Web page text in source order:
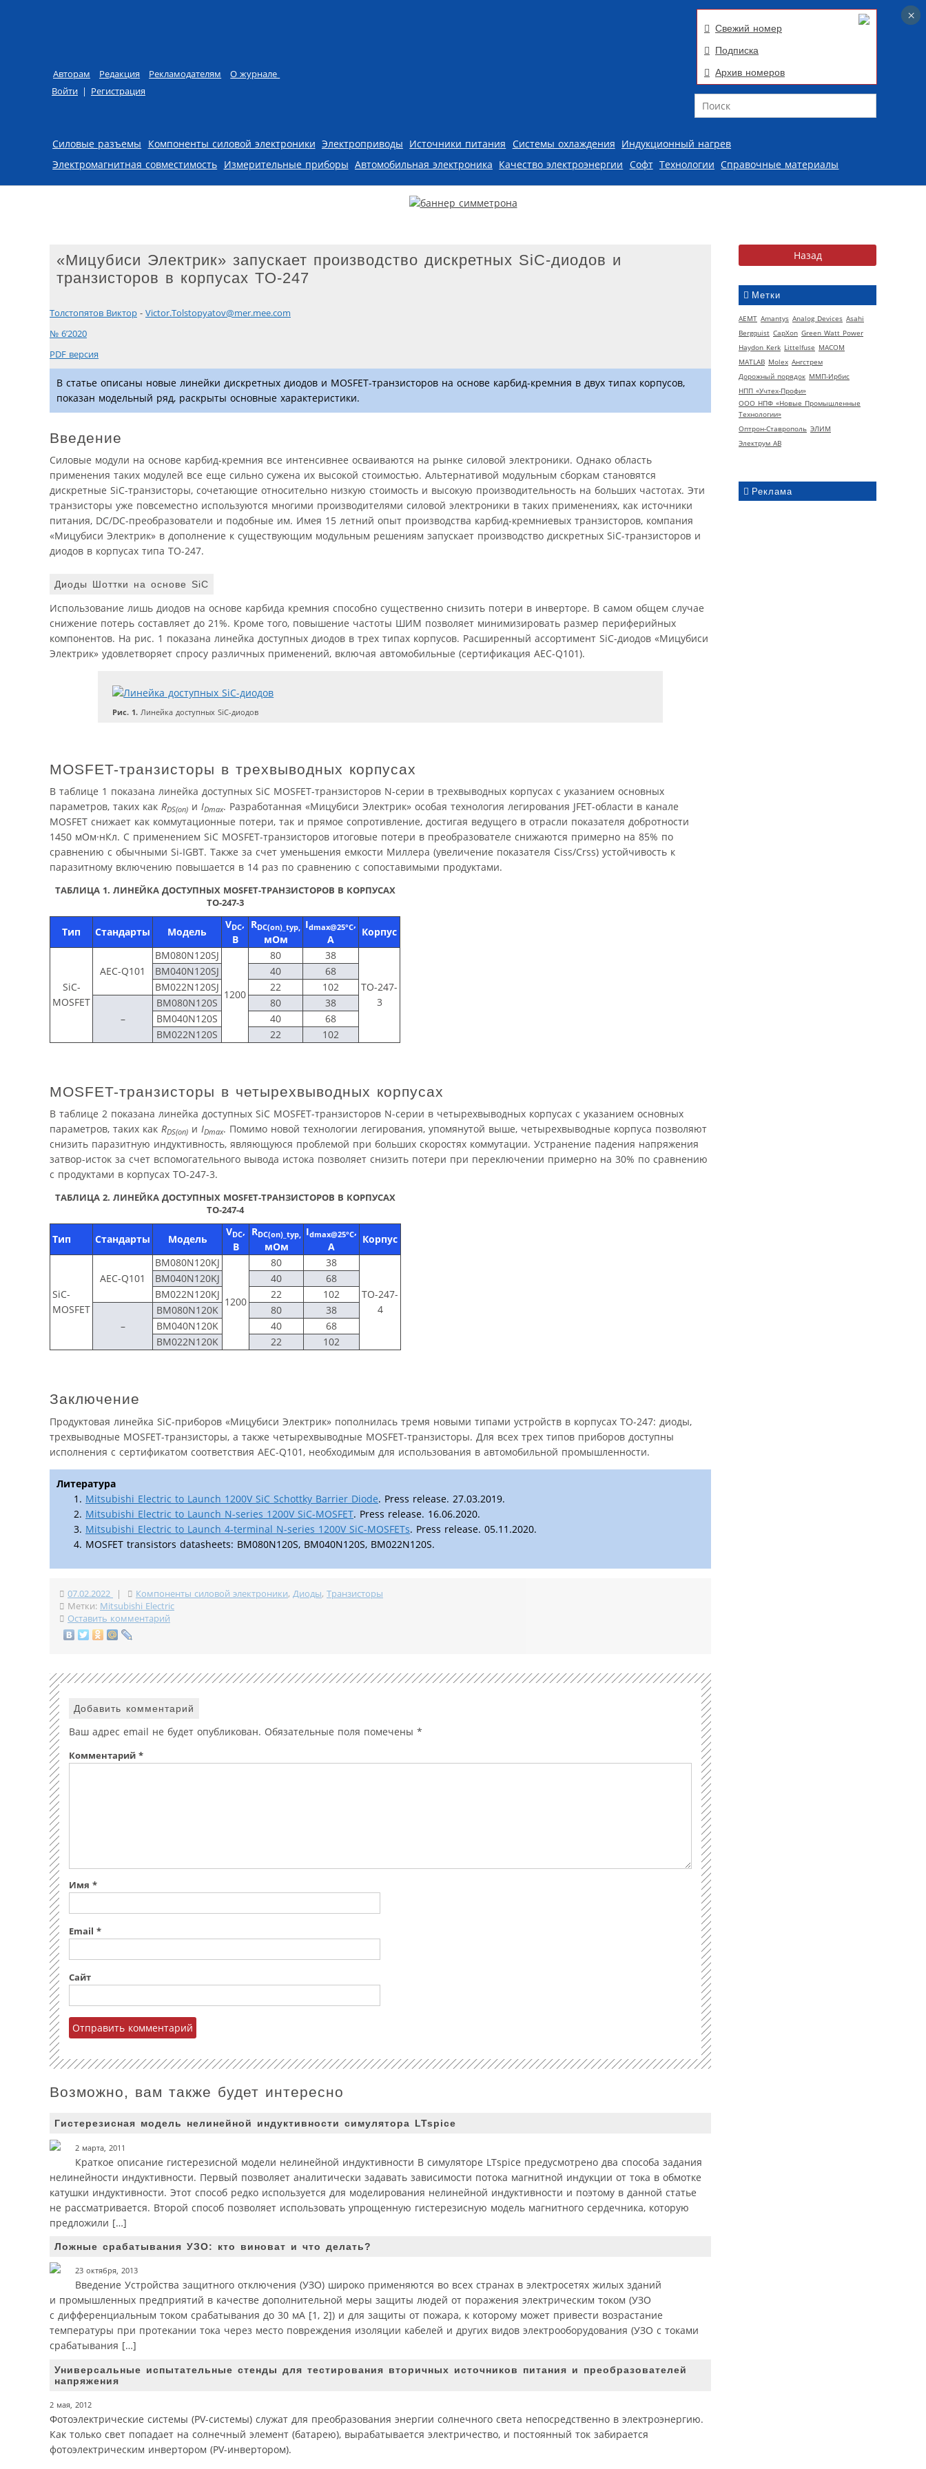
Авторам Редакция Рекламодателям
О журнале
Войти | Регистрация
Свежий номер
Подписка
Архив номеров
Поиск
Skip to content
Силовые разъемы Компоненты силовой электроники Электроприводы Источники питания Системы охлаждения Индукционный нагрев
Электромагнитная совместимость Измерительные приборы Автомобильная электроника Качество электроэнергии Софт Технологии Справочные материалы
Метки
AEMT Amantys Analog Devices Asahi
Bergquist CapXon Green Watt Power
Haydon Kerk Littelfuse MACOM
MATLAB Molex Ангстрем
Дорожный порядок ММП-Ирбис
НПП «Учтех-Профи»
ООО НПФ «Новые Промышленные
Технологии»
Оптрон-Ставрополь ЭЛИМ
Электрум АВ
Реклама
«Мицубиси Электрик» запускает производство дискретных SiC-диодов и
транзисторов в корпусах TO-247
Толстопятов Виктор - Victor.Tolstopyatov@mer.mee.com
№ 6’2020
PDF версия
В статье описаны новые линейки дискретных диодов и MOSFET-транзисторов на основе карбид-кремния в двух типах корпусов,
показан модельный ряд, раскрыты основные характеристики.
Введение
Силовые модули на основе карбид-кремния все интенсивнее осваиваются на рынке силовой электроники. Однако область
применения таких модулей все еще сильно сужена их высокой стоимостью. Альтернативой модульным сборкам становятся
дискретные SiC-транзисторы, сочетающие относительно низкую стоимость и высокую производительность на больших частотах. Эти
транзисторы уже повсеместно используются многими производителями силовой электроники в таких применениях, как источники
питания, DC/DC-преобразователи и подобные им. Имея 15 летний опыт производства карбид-кремниевых транзисторов, компания
«Мицубиси Электрик» в дополнение к существующим модульным решениям запускает производство дискретных SiC-транзисторов и
диодов в корпусах типа TO-247.
Диоды Шоттки на основе SiC
Использование лишь диодов на основе карбида кремния способно существенно снизить потери в инверторе. В самом общем случае
снижение потерь составляет до 21%. Кроме того, повышение частоты ШИМ позволяет минимизировать размер периферийных
компонентов. На рис. 1 показана линейка доступных диодов в трех типах корпусов. Расширенный ассортимент SiC-диодов «Мицубиси
Электрик» удовлетворяет спросу различных применений, включая автомобильные (сертификация AEC-Q101).
Рис. 1. Линейка доступных SiC-диодов
MOSFET-транзисторы в трехвыводных корпусах
В таблице 1 показана линейка доступных SiC MOSFET-транзисторов N-серии в трехвыводных корпусах с указанием основных
параметров, таких как RDS(on) и IDmax. Разработанная «Мицубиси Электрик» особая технология легирования JFET-области в канале
MOSFET снижает как коммутационные потери, так и прямое сопротивление, достигая ведущего в отрасли показателя добротности
1450 мОм·нКл. С применением SiC MOSFET-транзисторов итоговые потери в преобразователе снижаются примерно на 85% по
сравнению с обычными Si-IGBT. Также за счет уменьшения емкости Миллера (увеличение показателя Ciss/Crss) устойчивость к
паразитному включению повышается в 14 раз по сравнению с сопоставимыми продуктами.
ТАБЛИЦА 1. ЛИНЕЙКА ДОСТУПНЫХ MOSFET-ТРАНЗИСТОРОВ В КОРПУСАХ
TO-247-3
Тип Стандарты Модель
VDC,
В
RDC(on)_typ,
мОм
Idmax@25°C,
А
Корпус
SiC-
MOSFET
AEC-Q101
BM080N120SJ
1200
80 38
ТО-247-
3
BM040N120SJ 40
68
BM022N120SJ
22 102
–
BM080N120S 80
38
BM040N120S
40
68
BM022N120S
22 102
MOSFET-транзисторы в четырехвыводных корпусах
В таблице 2 показана линейка доступных SiC MOSFET-транзисторов N-серии в четырехвыводных корпусах с указанием основных
параметров, таких как RDS(on) и IDmax. Помимо новой технологии легирования, упомянутой выше, четырехвыводные корпуса позволяют
снизить паразитную индуктивность, являющуюся проблемой при больших скоростях коммутации. Устранение падения напряжения
затвор-исток за счет вспомогательного вывода истока позволяет снизить потери при переключении примерно на 30% по сравнению
с продуктами в корпусах TO-247-3.
ТАБЛИЦА 2. ЛИНЕЙКА ДОСТУПНЫХ MOSFET-ТРАНЗИСТОРОВ В КОРПУСАХ
TO-247-4
Тип Стандарты Модель
VDC,
В
RDC(on)_typ,
мОм
Idmax@25°C,
А
Корпус
SiC-
MOSFET
AEC-Q101
BM080N120KJ
1200
80 38
ТО-247-
4
BM040N120KJ 40
68
BM022N120KJ
22 102
–
BM080N120K 80
38
BM040N120K
40
68
BM022N120K
22 102
Заключение
Продуктовая линейка SiC-приборов «Мицубиси Электрик» пополнилась тремя новыми типами устройств в корпусах TO-247: диоды,
трехвыводные MOSFET-транзисторы, а также четырехвыводные MOSFET-транзисторы. Для всех трех типов приборов доступны
исполнения с сертификатом соответствия AEC-Q101, необходимым для использования в автомобильной промышленности.
Литература
Mitsubishi Electric to Launch 1200V SiC Schottky Barrier Diode. Press release. 27.03.2019.
Mitsubishi Electric to Launch N-series 1200V SiC-MOSFET. Press release. 16.06.2020.
Mitsubishi Electric to Launch 4-terminal N-series 1200V SiC-MOSFETs. Press release. 05.11.2020.
MOSFET transistors datasheets: BM080N120S, BM040N120S, BM022N120S.
07.02.2022 | Компоненты силовой электроники, Диоды, Транзисторы
Метки: Mitsubishi Electric
Оставить комментарий
Добавить комментарий
Ваш адрес email не будет опубликован. Обязательные поля помечены *
Комментарий *
Имя *
Email *
Сайт
Возможно, вам также будет интересно
Гистерезисная модель нелинейной индуктивности симулятора LTspice
2 марта, 2011
Краткое описание гистерезисной модели нелинейной индуктивности В симуляторе LTspice предусмотрено два способа задания
нелинейности индуктивности. Первый позволяет аналитически задавать зависимости потока магнитной индукции от тока в обмотке
катушки индуктивности. Этот способ редко используется для моделирования нелинейной индуктивности и поэтому в данной статье
не рассматривается. Второй способ позволяет использовать упрощенную гистерезисную модель магнитного сердечника, которую
предложили […]
Ложные срабатывания УЗО: кто виноват и что делать?
23 октября, 2013
Введение Устройства защитного отключения (УЗО) широко применяются во всех странах в электросетях жилых зданий
и промышленных предприятий в качестве дополнительной меры защиты людей от поражения электрическим током (УЗО
с дифференциальным током срабатывания до 30 мА [1, 2]) и для защиты от пожара, к которому может привести возрастание
температуры при протекании тока через место повреждения изоляции кабелей и других видов электрооборудования (УЗО с токами
срабатывания […]
Универсальные испытательные стенды для тестирования вторичных источников питания и преобразователей
напряжения
2 мая, 2012
Фотоэлектрические системы (PV-системы) служат для преобразования энергии солнечного света непосредственно в электроэнергию.
Как только свет попадает на солнечный элемент (батарею), вырабатывается электричество, и постоянный ток забирается
фотоэлектрическим инвертором (PV-инвертором).
×
×